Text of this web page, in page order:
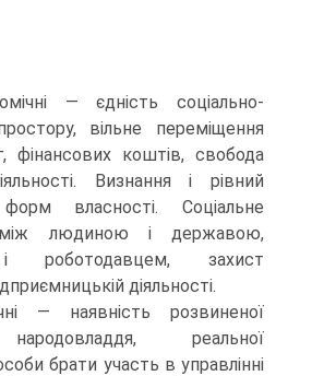
— єдність соціально-
вільне переміщення
фінансових коштів, свобода
Визнання і рівний
власності. Соціальне
між людиною і державою,
роботодавцем, захист
діяльності.
— наявність розвиненої
реальної
брати участь в управлінні